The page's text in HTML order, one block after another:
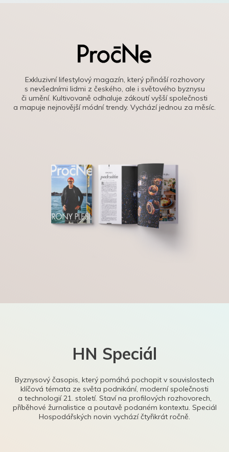
Exkluzivní lifestylový magazín, který přináší rozhovory
s nevšedními lidmi z českého, ale i světového byznysu
či umění. Kultivovaně odhaluje zákoutí vyšší společnosti
a mapuje nejnovější módní trendy. Vychází jednou za měsíc.
HN Speciál
Byznysový časopis, který pomáhá pochopit v souvislostech
klíčová témata ze světa podnikání, moderní společnosti
a technologií 21. století. Staví na profilových rozhovorech,
příběhové žurnalistice a poutavě podaném kontextu. Speciál
Hospodářských novin vychází čtyřikrát ročně.